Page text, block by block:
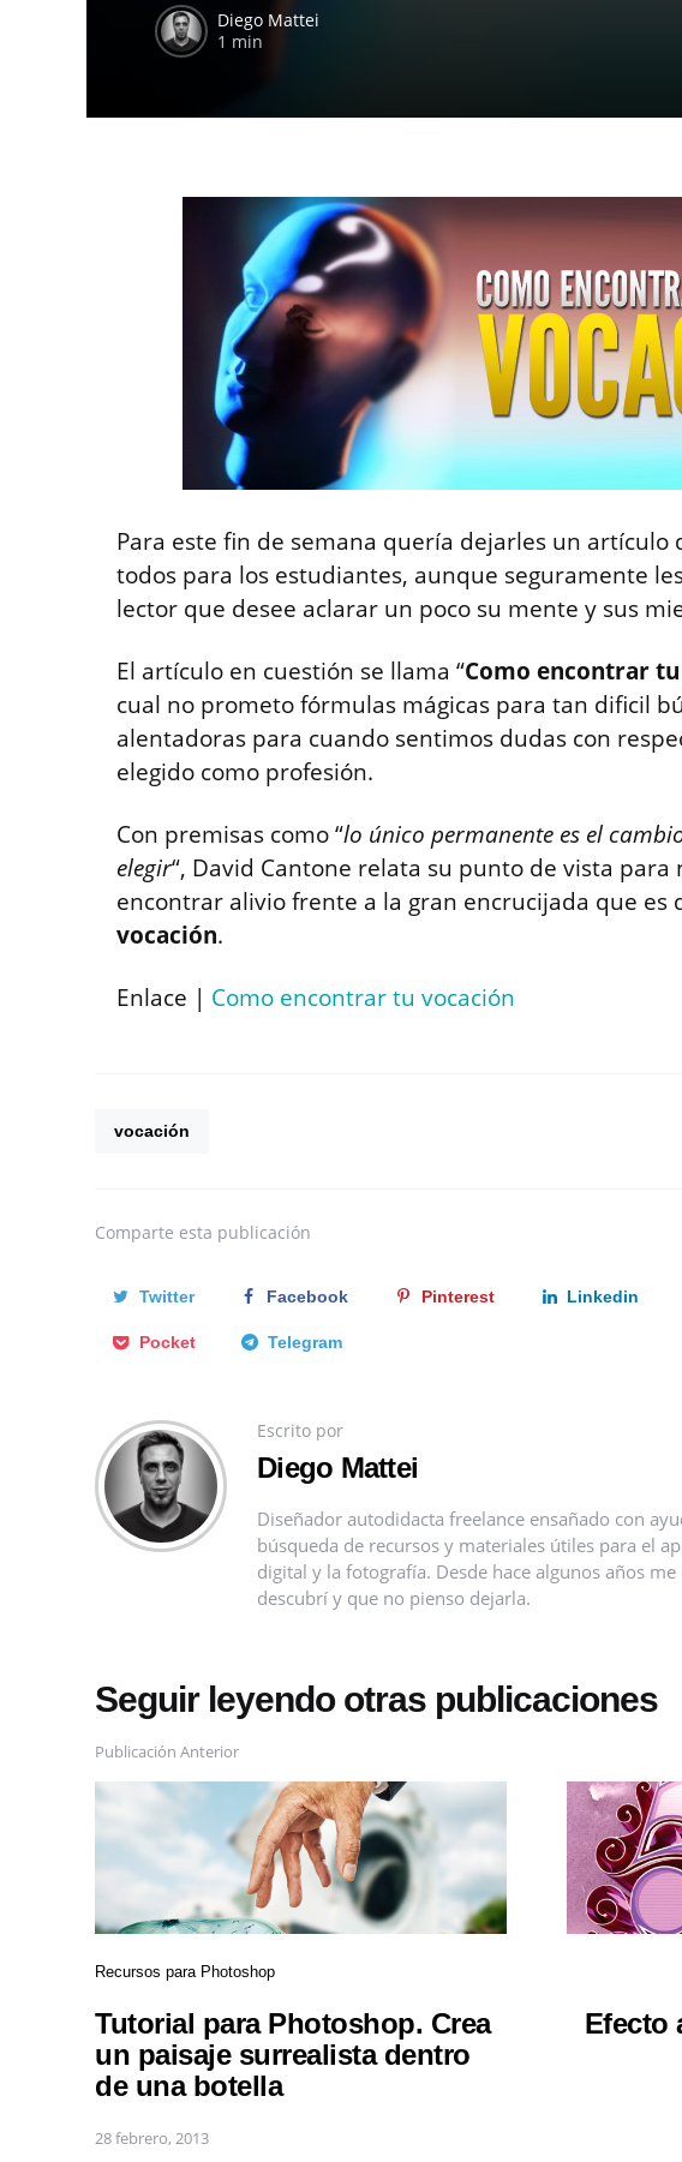
Diego Mattei
1 min
Para este fin de semana quería dejarles un artículo
todos para los estudiantes, aunque seguramente
lector que desee aclarar un poco su mente y sus
El artículo en cuestión se llama “Como encontrar tu
cual no prometo fórmulas mágicas para tan dificil
alentadoras para cuando sentimos dudas con
elegido como profesión.
Con premisas como “lo único permanente es el
elegir“, David Cantone relata su punto de vista para
encontrar alivio frente a la gran encrucijada que es
vocación.
Enlace | Como encontrar tu vocación
vocación
Comparte esta publicación
Twitter Facebook Pinterest Linkedin
Pocket Telegram
Escrito por
Diego Mattei
Diseñador autodidacta freelance ensañado con
búsqueda de recursos y materiales útiles para el
digital y la fotografía. Desde hace algunos años
descubrí y que no pienso dejarla.
Seguir leyendo otras publicaciones
Publicación Anterior
Recursos para Photoshop
Tutorial para Photoshop. Crea
un paisaje surrealista dentro
de una botella
28 febrero, 2013
Efecto